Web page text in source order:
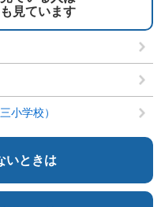
見ています
小学校）
いときは